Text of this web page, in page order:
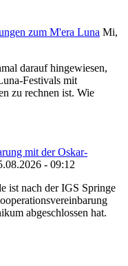
zum M'era Luna Mi,
darauf hingewiesen,
Festivals mit
zu rechnen ist. Wie
mit der Oskar-
- 09:12
ist nach der IGS Springe
abgeschlossen hat.